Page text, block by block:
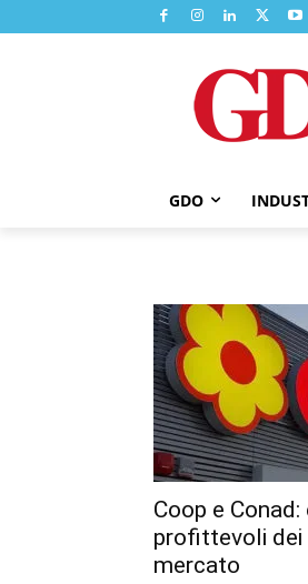
GDO
Coop e
profittevoli dei
mercato